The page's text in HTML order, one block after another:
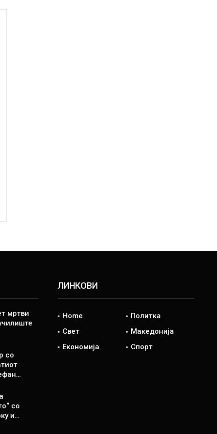
мртви
со
со
и…
ЛИНКОВИ
Home
Политка
Свет
Македонија
Економија
Спорт